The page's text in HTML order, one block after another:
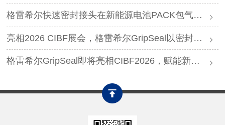
格雷希尔快速密封接头在新能源电池PACK包气密测试中的应用
亮相2026 CIBF展会，格雷希尔GripSeal以密封连接硬核实力圈粉
格雷希尔GripSeal即将亮相CIBF2026，赋能新能源产业绿色发展